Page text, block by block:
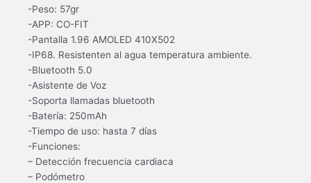
-Peso: 57gr
-APP: CO-FIT
-Pantalla 1.96 AMOLED 410X502
-IP68. Resistenten al agua temperatura ambiente.
-Bluetooth 5.0
-Asistente de Voz
-Soporta llamadas bluetooth
-Batería: 250mAh
-Tiempo de uso: hasta 7 días
-Funciones:
– Detección frecuencia cardiaca
– Podómetro